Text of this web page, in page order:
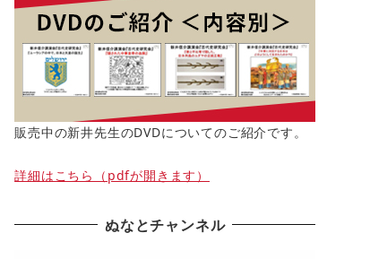
販売中の新井先生のDVDについてのご紹介です。
詳細はこちら（pdfが開きます）
ぬなとチャンネル